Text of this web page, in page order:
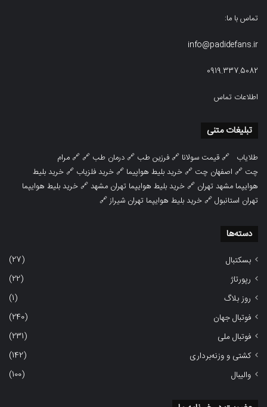
تماس با ما:
info@padidefans.ir
0919.337.5082
اطلاعات تماس
تبلیغات متنی
طلایاب 🔗قیمت سولانا 🔗فرزین طب 🔗درمان طب 🔗 🔗مرام
چت 🔗 اصفهان چت 🔗خرید بلیط هواپیما 🔗خرید فلزیاب 🔗خرید بلیط
هوایپما مشهد تهران 🔗خرید بلیط هوایپما تهران مشهد🔗خرید بلیط هوایپما
تهران استانبول🔗خرید بلیط هوایپما تهران شیراز🔗
دسته‌ها
بسکتبال
(27)
رپورتاژ
(22)
روز بلاگ
(1)
فوتبال جهان
(240)
فوتبال ملی
(231)
کشتی و وزنه‌برداری
(142)
والیبال
(100)